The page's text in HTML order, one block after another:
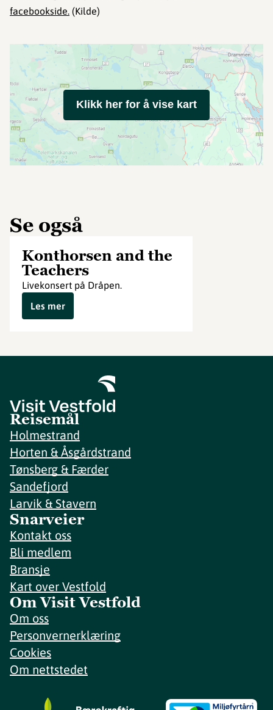
facebookside. (Kilde)
Klikk her for å vise kart
Se også
Konthorsen and the
Teachers
Livekonsert på Dråpen.
Les mer
Reisemål
Holmestrand
Horten & Åsgårdstrand
Tønsberg & Færder
Sandefjord
Larvik & Stavern
Snarveier
Kontakt oss
Bli medlem
Bransje
Kart over Vestfold
Om Visit Vestfold
Om oss
Personvernerklæring
Cookies
Om nettstedet